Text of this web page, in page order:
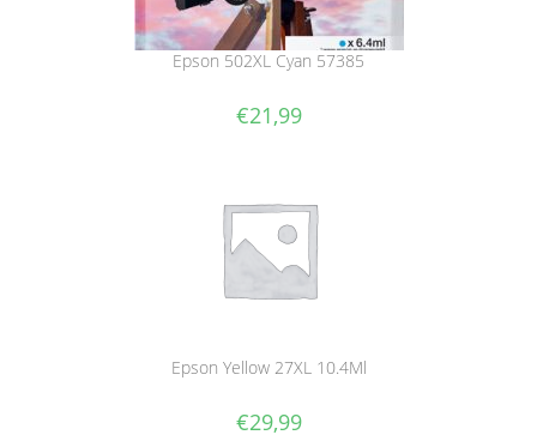
Epson 502XL Cyan 57385
€21,99
Epson Yellow 27XL 10.4Ml
€29,99